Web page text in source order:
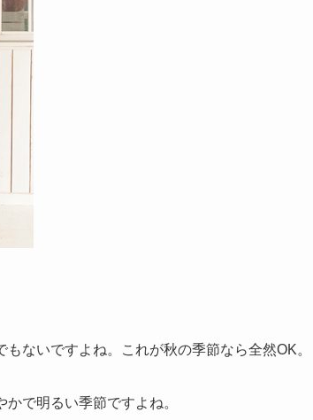
ないですよね。これが秋の季節なら全然OK。
かで明るい季節ですよね。